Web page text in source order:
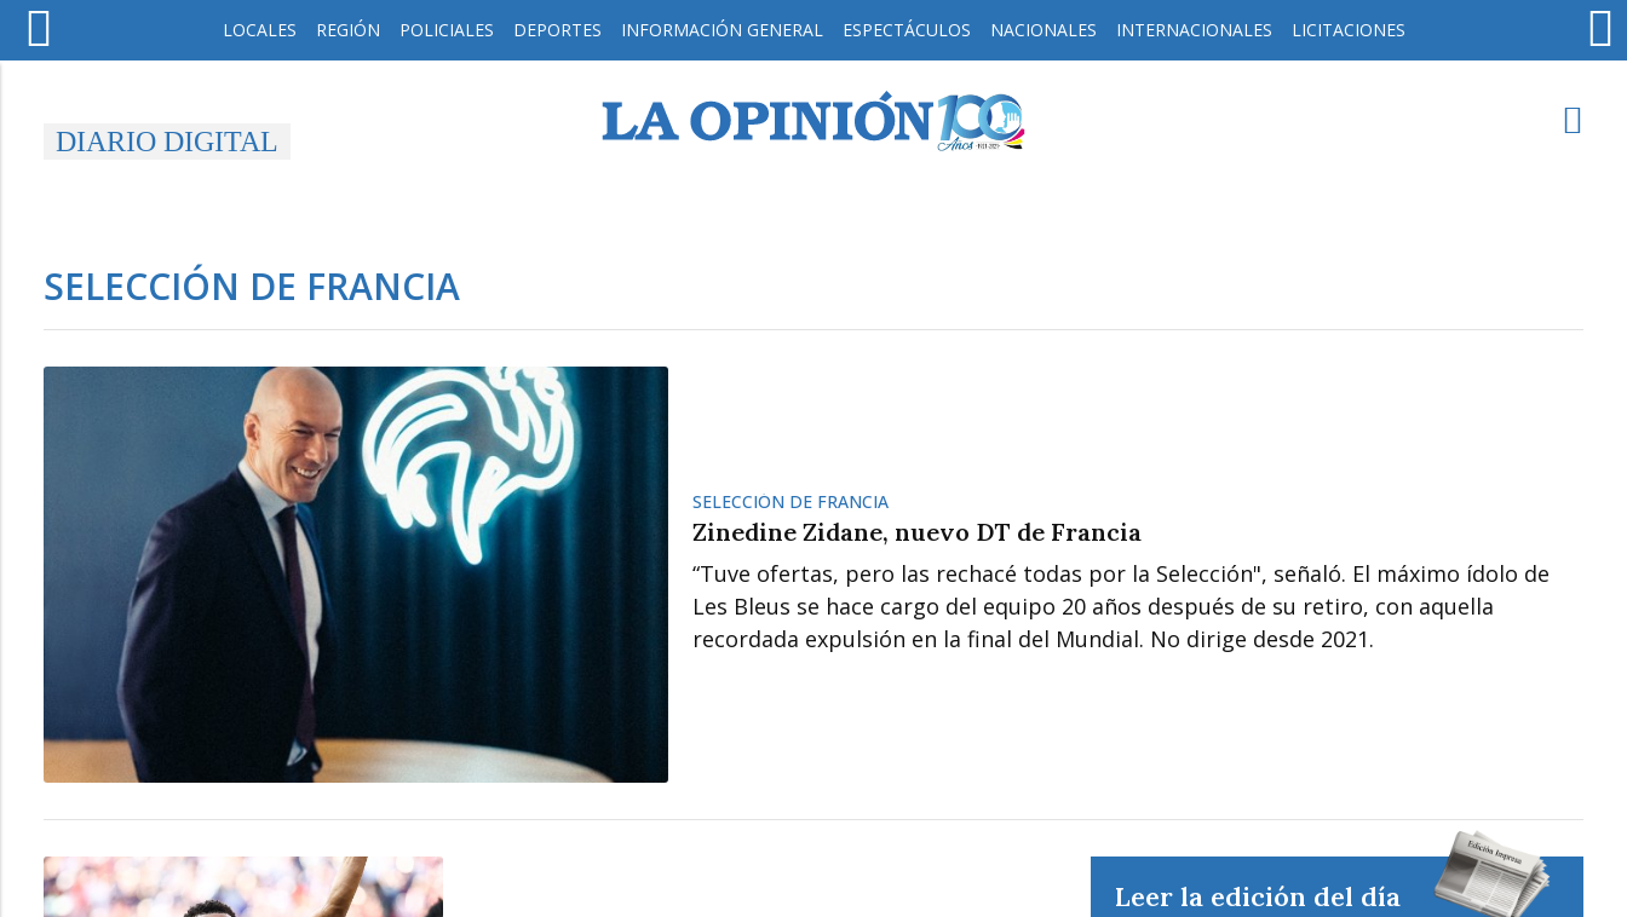
LOCALES REGIÓN POLICIALES DEPORTES INFORMACIÓN GENERAL ESPECTÁCULOS NACIONALES INTERNACIONALES LICITACIONES
DIARIO DIGITAL
Humedad
Vie Sáb Dom
SELECCIÓN DE FRANCIA
SELECCIÓN DE FRANCIA
Zinedine Zidane, nuevo DT de Francia
“Tuve ofertas, pero las rechacé todas por la Selección", señaló. El máximo ídolo de
Les Bleus se hace cargo del equipo 20 años después de su retiro, con aquella
recordada expulsión en la final del Mundial. No dirige desde 2021.
Leer la edición del día